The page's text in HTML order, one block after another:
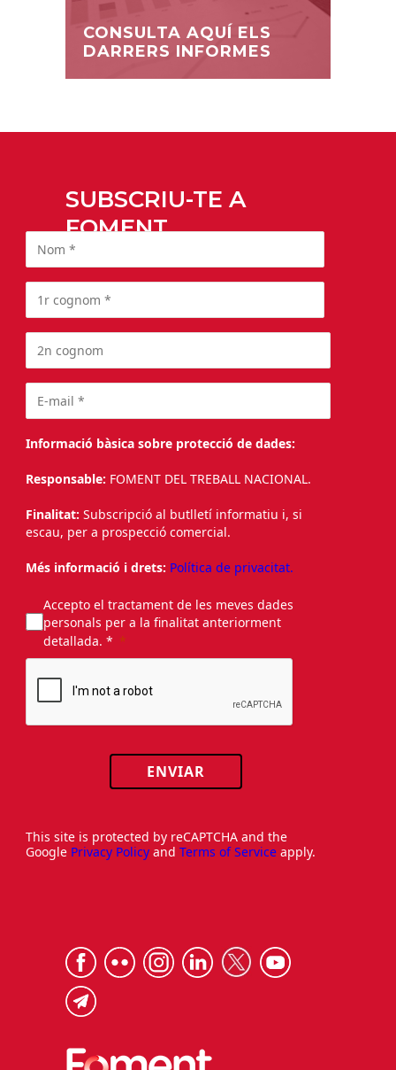
CONSULTA AQUÍ ELS
DARRERS INFORMES
SUBSCRIU-TE A
FOMENT
Informació bàsica sobre protecció de dades:
Responsable: FOMENT DEL TREBALL NACIONAL.
Finalitat: Subscripció al butlletí informatiu i, si
escau, per a prospecció comercial.
Més informació i drets: Política de privacitat.
Accepto el tractament de les meves dades
personals per a la finalitat anteriorment
detallada. *
ENVIAR
This site is protected by reCAPTCHA and the
Google Privacy Policy and Terms of Service apply.